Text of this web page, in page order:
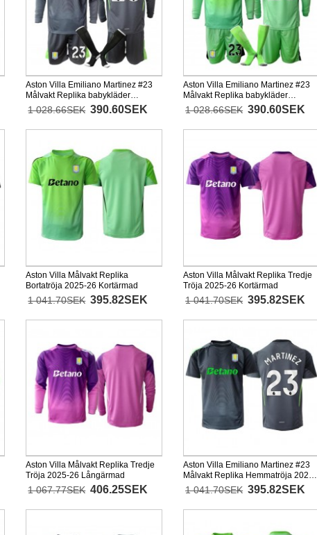
Aston Villa Emiliano Martinez #23
Målvakt Replika babykläder
Hemmaställ Barn 2025-26
Långärmad (+ korta byxor)
1 028.66SEK 390.60SEK
Aston Villa Emiliano Martinez #23
Målvakt Replika babykläder
Bortaställ Barn 2025-26 Långärmad
(+ korta byxor)
1 028.66SEK 390.60SEK
Aston Villa Målvakt Replika
Bortatröja 2025-26 Kortärmad
1 041.70SEK 395.82SEK
Aston Villa Målvakt Replika Tredje
Tröja 2025-26 Kortärmad
1 041.70SEK 395.82SEK
Aston Villa Målvakt Replika Tredje
Tröja 2025-26 Långärmad
1 067.77SEK 406.25SEK
Aston Villa Emiliano Martinez #23
Målvakt Replika Hemmatröja 2025-
26 Kortärmad
1 041.70SEK 395.82SEK